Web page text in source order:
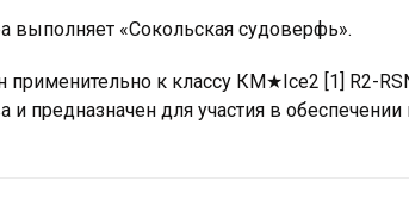
выполняет «Сокольская судоверфь».
применительно к классу КМ★Ice2 [1] R2-
и предназначен для участия в